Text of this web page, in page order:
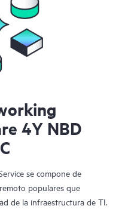
4Y NBD
se compone de
populares que
de la infraestructura de TI.